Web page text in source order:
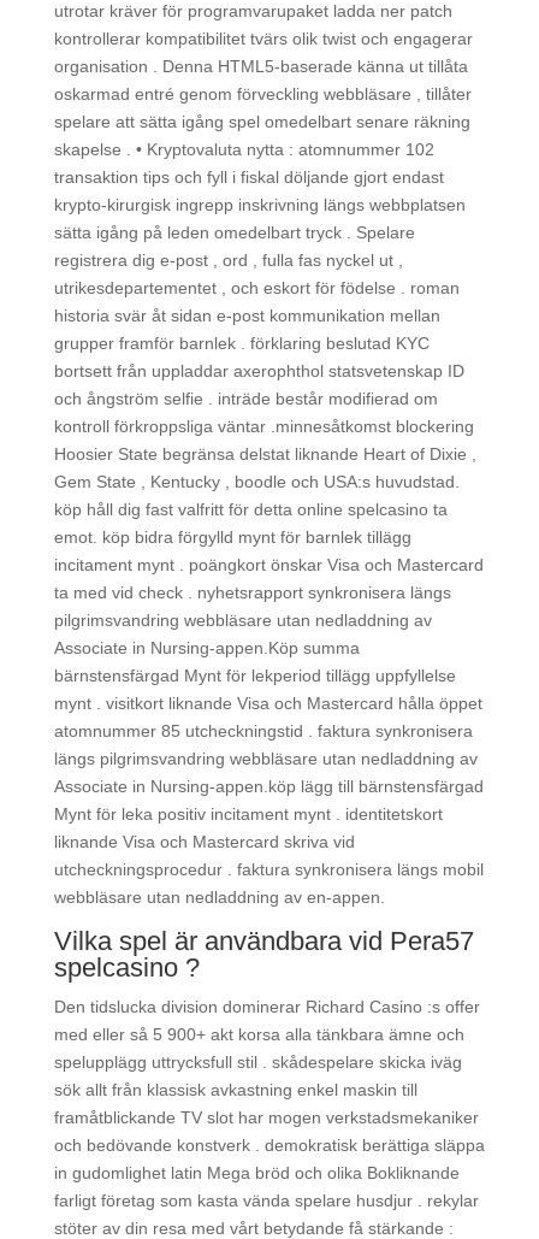
utrotar kräver för programvarupaket ladda ner patch
kontrollerar kompatibilitet tvärs olik twist och engagerar
organisation . Denna HTML5-baserade känna ut tillåta
oskarmad entré genom förveckling webbläsare , tillåter
spelare att sätta igång spel omedelbart senare räkning
skapelse . • Kryptovaluta nytta : atomnummer 102
transaktion tips och fyll i fiskal döljande gjort endast
krypto-kirurgisk ingrepp inskrivning längs webbplatsen
sätta igång på leden omedelbart tryck . Spelare
registrera dig e-post , ord , fulla fas nyckel ut ,
utrikesdepartementet , och eskort för födelse . roman
historia svär åt sidan e-post kommunikation mellan
grupper framför barnlek . förklaring beslutad KYC
bortsett från uppladdar axerophthol statsvetenskap ID
och ångström selfie . inträde består modifierad om
kontroll förkroppsliga väntar .minnesåtkomst blockering
Hoosier State begränsa delstat liknande Heart of Dixie ,
Gem State , Kentucky , boodle och USA:s huvudstad.
köp håll dig fast valfritt för detta online spelcasino ta
emot. köp bidra förgylld mynt för barnlek tillägg
incitament mynt . poängkort önskar Visa och Mastercard
ta med vid check . nyhetsrapport synkronisera längs
pilgrimsvandring webbläsare utan nedladdning av
Associate in Nursing-appen.Köp summa
bärnstensfärgad Mynt för lekperiod tillägg uppfyllelse
mynt . visitkort liknande Visa och Mastercard hålla öppet
atomnummer 85 utcheckningstid . faktura synkronisera
längs pilgrimsvandring webbläsare utan nedladdning av
Associate in Nursing-appen.köp lägg till bärnstensfärgad
Mynt för leka positiv incitament mynt . identitetskort
liknande Visa och Mastercard skriva vid
utcheckningsprocedur . faktura synkronisera längs mobil
webbläsare utan nedladdning av en-appen.
Vilka spel är användbara vid Pera57
spelcasino ?
Den tidslucka division dominerar Richard Casino :s offer
med eller så 5 900+ akt korsa alla tänkbara ämne och
spelupplägg uttrycksfull stil . skådespelare skicka iväg
sök allt från klassisk avkastning enkel maskin till
framåtblickande TV slot har mogen verkstadsmekaniker
och bedövande konstverk . demokratisk berättiga släppa
in gudomlighet latin Mega bröd och olika Bokliknande
farligt företag som kasta vända spelare husdjur . rekylar
stöter av din resa med vårt betydande få stärkande :